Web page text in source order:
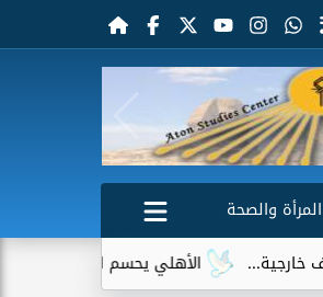
المرأة والصحة
الأهلي يحسم الجدل حول إمام عاشور.. لا